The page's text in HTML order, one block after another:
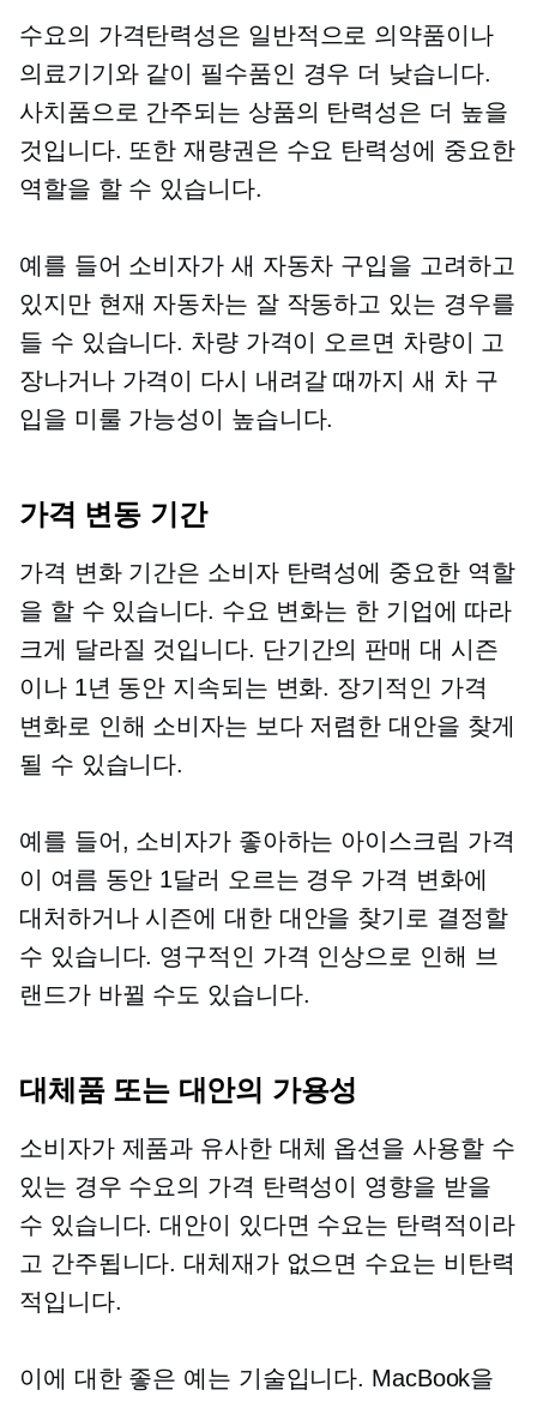
수요의 가격탄력성은 일반적으로 의약품이나
의료기기와 같이 필수품인 경우 더 낮습니다.
사치품으로 간주되는 상품의 탄력성은 더 높을
것입니다. 또한 재량권은 수요 탄력성에 중요한
역할을 할 수 있습니다.
예를 들어 소비자가 새 자동차 구입을 고려하고
있지만 현재 자동차는 잘 작동하고 있는 경우를
들 수 있습니다. 차량 가격이 오르면 차량이 고
장나거나 가격이 다시 내려갈 때까지 새 차 구
입을 미룰 가능성이 높습니다.
가격 변동 기간
가격 변화 기간은 소비자 탄력성에 중요한 역할
을 할 수 있습니다. 수요 변화는 한 기업에 따라
크게 달라질 것입니다. 단기간의 판매 대 시즌
이나 1년 동안 지속되는 변화. 장기적인 가격
변화로 인해 소비자는 보다 저렴한 대안을 찾게
될 수 있습니다.
예를 들어, 소비자가 좋아하는 아이스크림 가격
이 여름 동안 1달러 오르는 경우 가격 변화에
대처하거나 시즌에 대한 대안을 찾기로 결정할
수 있습니다. 영구적인 가격 인상으로 인해 브
랜드가 바뀔 수도 있습니다.
대체품 또는 대안의 가용성
소비자가 제품과 유사한 대체 옵션을 사용할 수
있는 경우 수요의 가격 탄력성이 영향을 받을
수 있습니다. 대안이 있다면 수요는 탄력적이라
고 ​​간주됩니다. 대체재가 없으면 수요는 비탄력
적입니다.
이에 대한 좋은 예는 기술입니다. MacBook을